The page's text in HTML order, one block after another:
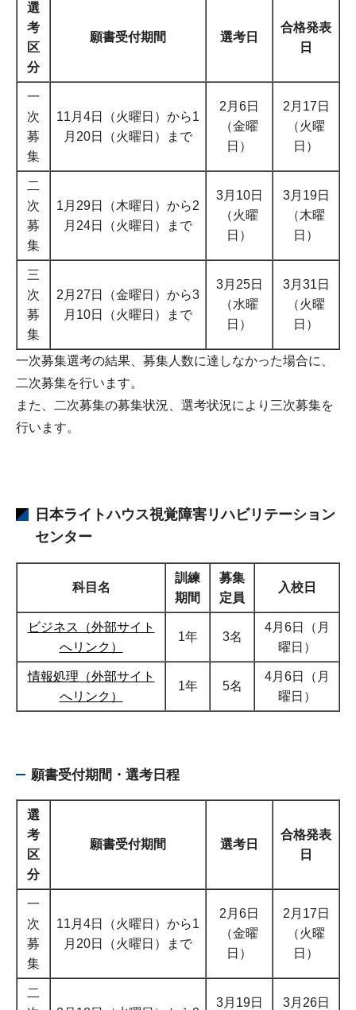
選
考
区
分
願書受付期間 選考日
合格発表
日
一
次
募
集
11月4日（火曜日）から1
月20日（火曜日）まで
2月6日
（金曜
日）
2月17日
（火曜
日）
二
次
募
集
1月29日（木曜日）から2
月24日（火曜日）まで
3月10日
（火曜
日）
3月19日
（木曜
日）
三
次
募
集
2月27日（金曜日）から3
月10日（火曜日）まで
3月25日
（水曜
日）
3月31日
（火曜
日）
一次募集選考の結果、募集人数に達しなかった場合に、
二次募集を行います。
また、二次募集の募集状況、選考状況により三次募集を
行います。
日本ライトハウス視覚障害リハビリテーション
センター
科目名
訓練
期間
募集
定員
入校日
ビジネス（外部サイト
へリンク）
1年 3名
4月6日（月
曜日）
情報処理（外部サイト
へリンク）
1年 5名
4月6日（月
曜日）
願書受付期間・選考日程
選
考
区
分
願書受付期間 選考日
合格発表
日
一
次
募
集
11月4日（火曜日）から1
月20日（火曜日）まで
2月6日
（金曜
日）
2月17日
（火曜
日）
二
3月19日 3月26日